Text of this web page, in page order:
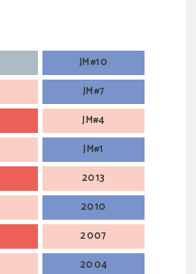
JM#10
JM#7
JM#4
JM#1
2013
2010
2007
2004